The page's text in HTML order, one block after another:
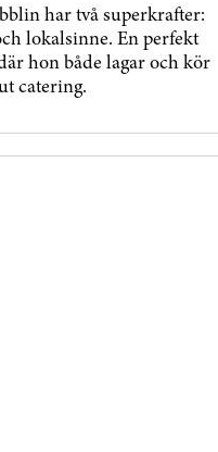
har två superkrafter:
lokalsinne. En perfekt
hon både lagar och kör
catering.